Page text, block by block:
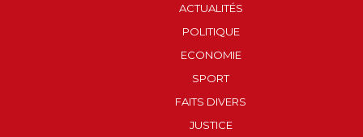
ACTUALITÉS
POLITIQUE
ECONOMIE
SPORT
FAITS DIVERS
JUSTICE